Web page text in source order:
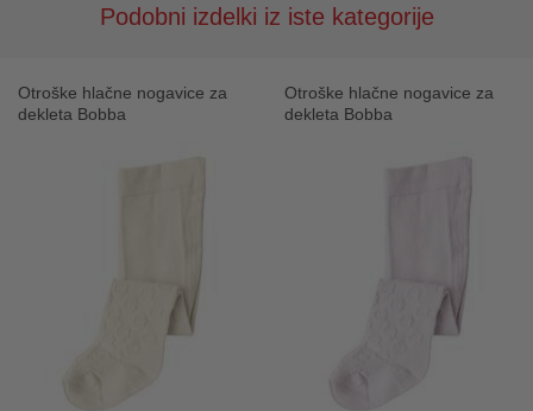
Podobni izdelki iz iste kategorije
Otroške hlačne nogavice za
dekleta Bobba
Otroške hlačne nogavice za
dekleta Bobba